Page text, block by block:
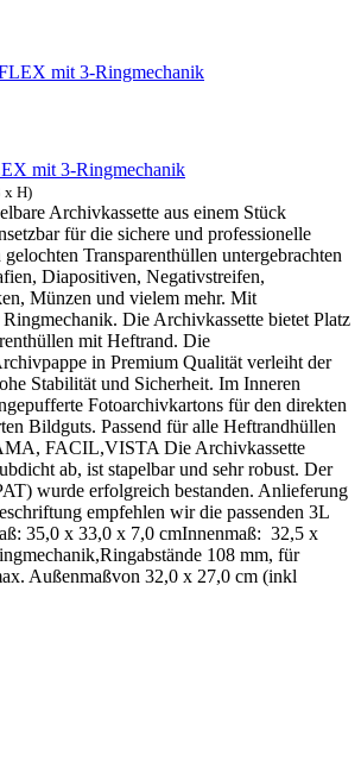
mit 3-Ringmechanik
x H)
Archivkassette aus einem Stück
für die sichere und professionelle
Transparenthüllen untergebrachten
Diapositiven, Negativstreifen,
Münzen und vielem mehr. Mit
Die Archivkassette bietet Platz
mit Heftrand. Die
in Premium Qualität verleiht der
Stabilität und Sicherheit. Im Inneren
Fotoarchivkartons für den direkten
Bildguts. Passend für alle Heftrandhüllen
FACIL,VISTA Die Archivkassette
ab, ist stapelbar und sehr robust. Der
wurde erfolgreich bestanden. Anlieferung
empfehlen wir die passenden 3L
35,0 x 33,0 x 7,0 cmInnenmaß: 32,5 x
108 mm, für
Außenmaßvon 32,0 x 27,0 cm (inkl